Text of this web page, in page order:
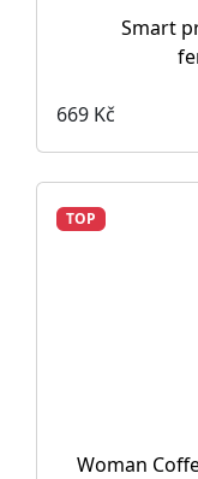
Smart
669 Kč
TOP
Woman